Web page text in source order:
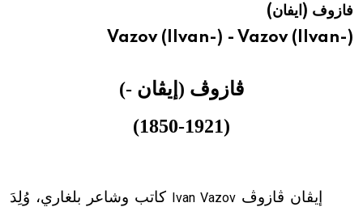
هيئة الموسوعة العربية تطلق موسوعات جديدة في عام 2026فازوف (ايفان)
Vazov (IIvan-) - Vazov (IIvan-)
ڤازوڤ (إيڤان -)
(1850-1921)
إيڤان ڤازوڤ Ivan Vazov
كاتب وشاعر بلغاري، وُلِدَ